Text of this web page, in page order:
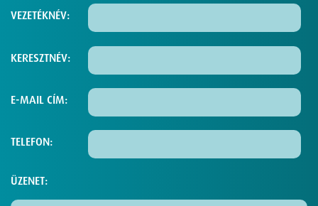
VEZETÉKNÉV:
KERESZTNÉV:
E-MAIL CÍM:
TELEFON:
ÜZENET: